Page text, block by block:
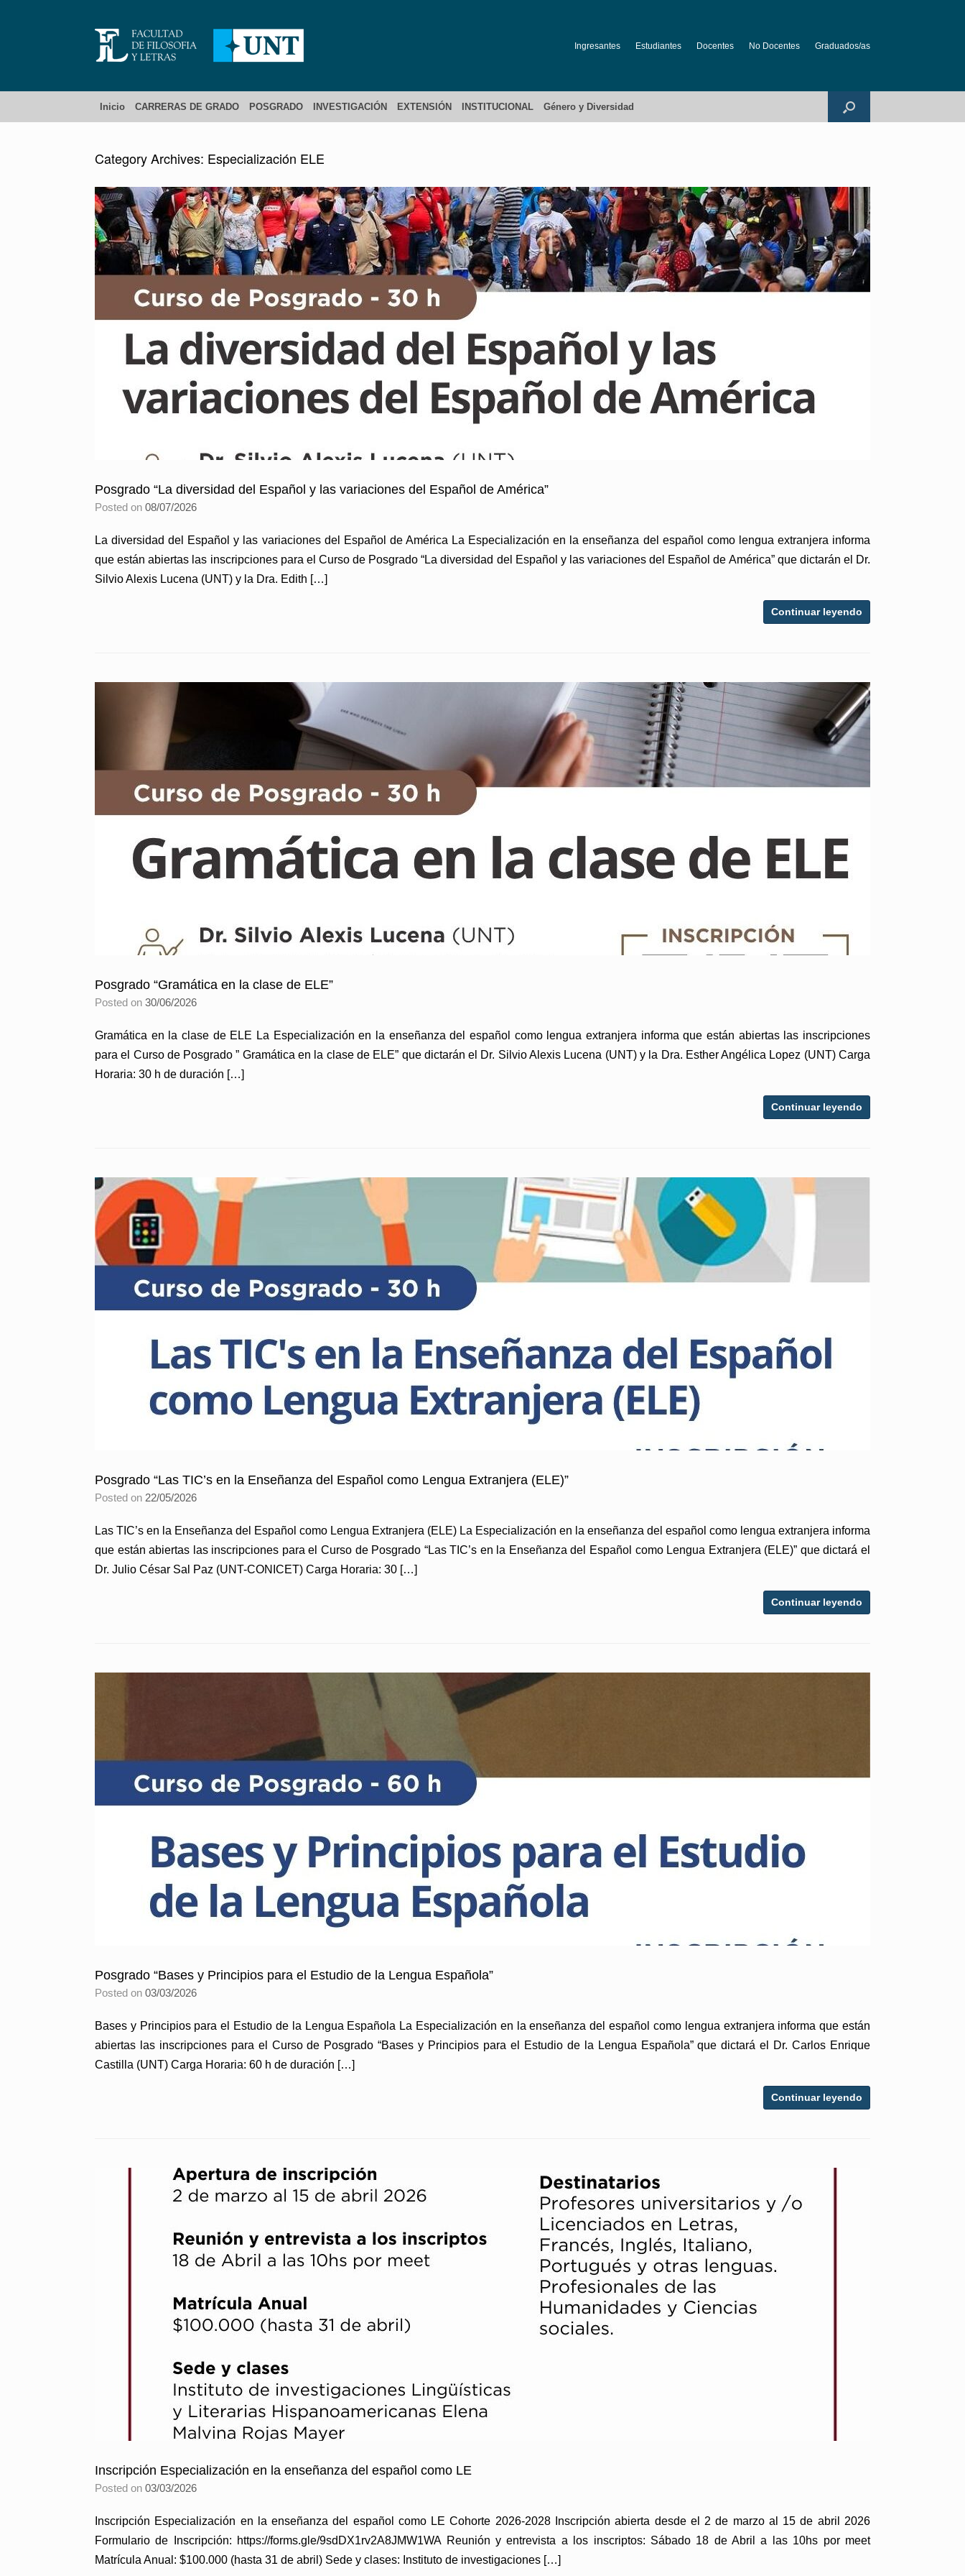
Ingresantes Estudiantes Docentes No Docentes Graduados/as
Inicio CARRERAS DE GRADO POSGRADO INVESTIGACIÓN EXTENSIÓN INSTITUCIONAL Género y Diversidad
Category Archives: Especialización ELE
Posgrado “La diversidad del Español y las variaciones del Español de América”
Posted on 08/07/2026
La diversidad del Español y las variaciones del Español de América La Especialización en la enseñanza del español como lengua extranjera informa
que están abiertas las inscripciones para el Curso de Posgrado “La diversidad del Español y las variaciones del Español de América” que dictarán el Dr.
Silvio Alexis Lucena (UNT) y la Dra. Edith […]
Continuar leyendo
Posgrado “Gramática en la clase de ELE”
Posted on 30/06/2026
Gramática en la clase de ELE La Especialización en la enseñanza del español como lengua extranjera informa que están abiertas las inscripciones
para el Curso de Posgrado ” Gramática en la clase de ELE” que dictarán el Dr. Silvio Alexis Lucena (UNT) y la Dra. Esther Angélica Lopez (UNT) Carga
Horaria: 30 h de duración […]
Continuar leyendo
Posgrado “Las TIC’s en la Enseñanza del Español como Lengua Extranjera (ELE)”
Posted on 22/05/2026
Las TIC’s en la Enseñanza del Español como Lengua Extranjera (ELE) La Especialización en la enseñanza del español como lengua extranjera informa
que están abiertas las inscripciones para el Curso de Posgrado “Las TIC’s en la Enseñanza del Español como Lengua Extranjera (ELE)” que dictará el
Dr. Julio César Sal Paz (UNT-CONICET) Carga Horaria: 30 […]
Continuar leyendo
Posgrado “Bases y Principios para el Estudio de la Lengua Española”
Posted on 03/03/2026
Bases y Principios para el Estudio de la Lengua Española La Especialización en la enseñanza del español como lengua extranjera informa que están
abiertas las inscripciones para el Curso de Posgrado “Bases y Principios para el Estudio de la Lengua Española” que dictará el Dr. Carlos Enrique
Castilla (UNT) Carga Horaria: 60 h de duración […]
Continuar leyendo
Inscripción Especialización en la enseñanza del español como LE
Posted on 03/03/2026
Inscripción Especialización en la enseñanza del español como LE Cohorte 2026-2028 Inscripción abierta desde el 2 de marzo al 15 de abril 2026
Formulario de Inscripción: https://forms.gle/9sdDX1rv2A8JMW1WA Reunión y entrevista a los inscriptos: Sábado 18 de Abril a las 10hs por meet
Matrícula Anual: $100.000 (hasta 31 de abril) Sede y clases: Instituto de investigaciones […]